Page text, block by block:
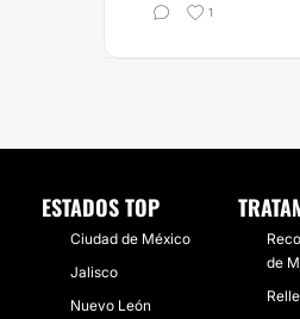
1
ESTADOS TOP
Ciudad de México
Jalisco
Nuevo León
de